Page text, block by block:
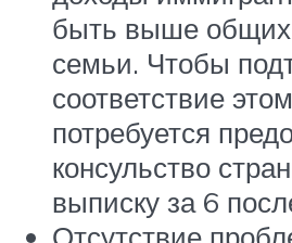
быть выше общих
семьи. Чтобы
соответствие
потребуется
консульство
выписку за 6